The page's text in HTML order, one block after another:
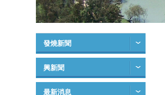
發燒新聞
興新聞
最新消息